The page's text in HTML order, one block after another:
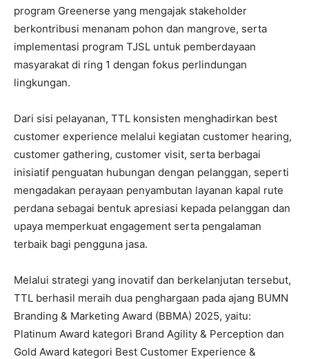
program Greenerse yang mengajak stakeholder
berkontribusi menanam pohon dan mangrove, serta
implementasi program TJSL untuk pemberdayaan
masyarakat di ring 1 dengan fokus perlindungan
lingkungan.
Dari sisi pelayanan, TTL konsisten menghadirkan best
customer experience melalui kegiatan customer hearing,
customer gathering, customer visit, serta berbagai
inisiatif penguatan hubungan dengan pelanggan, seperti
mengadakan perayaan penyambutan layanan kapal rute
perdana sebagai bentuk apresiasi kepada pelanggan dan
upaya memperkuat engagement serta pengalaman
terbaik bagi pengguna jasa.
Melalui strategi yang inovatif dan berkelanjutan tersebut,
TTL berhasil meraih dua penghargaan pada ajang BUMN
Branding & Marketing Award (BBMA) 2025, yaitu:
Platinum Award kategori Brand Agility & Perception dan
Gold Award kategori Best Customer Experience &